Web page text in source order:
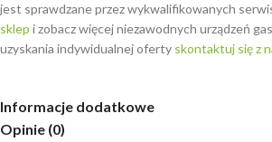
jest sprawdzane przez wykwalifikowanych
sklep i zobacz więcej niezawodnych urządzeń
uzyskania indywidualnej oferty skontaktuj się z
Informacje dodatkowe
Opinie (0)